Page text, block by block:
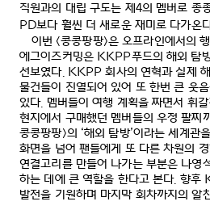
직원과의 대립 구도는 제4의 멤버로 종
PD보다 훨씬 더 새로운 재미로 다가온
이번 <콩콩팡팡>은 오프라인에서의
에그이즈커밍은 KKPP푸드의 해외 탐
선보였다. KKPP회사의 연혁과 실제
물건들이 진열되어 있어 또 한번 큰 웃
있다. 멤버들이 여행 계획을 짜면서 휘
현지에서 구매했던 멤버들의 우정 팔찌
콩콩팡팡>의 ‘해외 탐방’이라는 세계관
화면을 넘어 팬들에게 또 다른 차원의
연결고리를 만들어 나가는 부분은 나영
하는 데에 큰 역할을 한다고 본다. 향후
발전을 기원하며 마지막 회차까지의 알